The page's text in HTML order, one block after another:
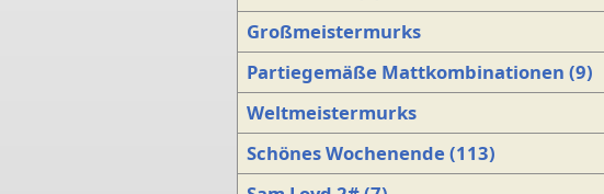
Großmeistermurks
Partiegemäße Mattkombinationen (9)
Weltmeistermurks
Schönes Wochenende (113)